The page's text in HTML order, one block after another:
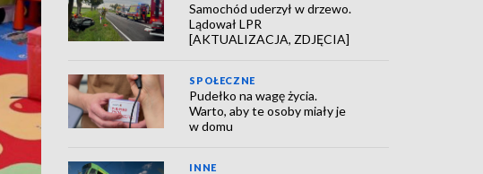
Samochód uderzył w drzewo.
Lądował LPR
[AKTUALIZACJA, ZDJĘCIA]
SPOŁECZNE
Pudełko na wagę życia.
Warto, aby te osoby miały je
w domu
INNE